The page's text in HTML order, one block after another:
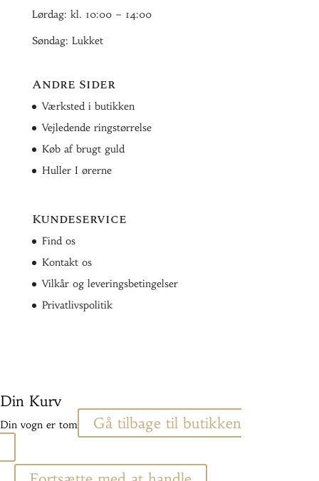
Lørdag: kl. 10:00 – 14:00
Søndag: Lukket
Andre Sider
Værksted i butikken
Vejledende ringstørrelse
Køb af brugt guld
Huller I ørerne
Kundeservice
Find os
Kontakt os
Vilkår og leveringsbetingelser
Privatlivspolitik
Din Kurv
Din vogn er tom Gå tilbage til butikken